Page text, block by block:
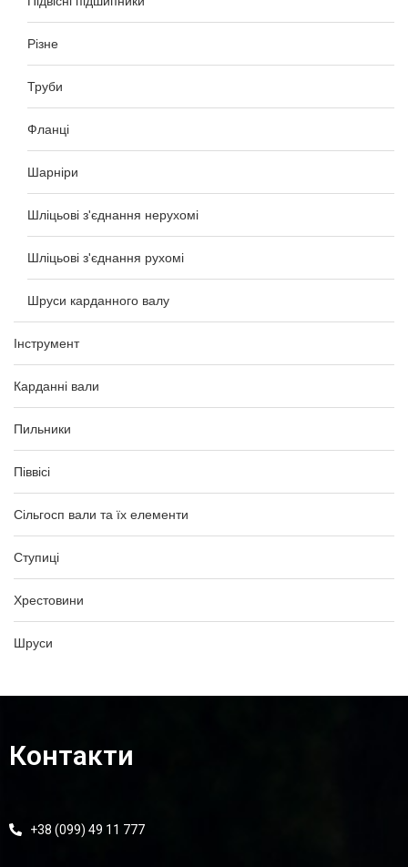
Різне
Труби
Фланці
Шарніри
Шліцьові з'єднання нерухомі
Шліцьові з'єднання рухомі
Шруси карданного валу
Інструмент
Карданні вали
Пильники
Піввісі
Сільгосп вали та їх елементи
Ступиці
Хрестовини
Шруси
Контакти
+38 (099) 49 11 777